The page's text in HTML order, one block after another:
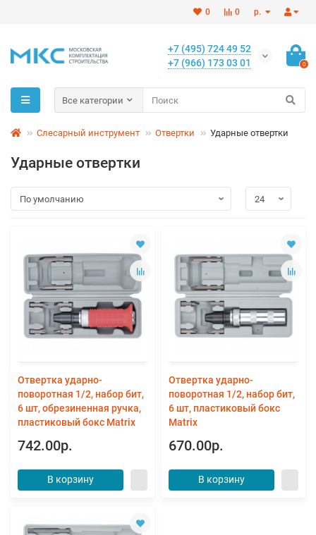
р.
0
0
+7 (495) 724 49 52
+7 (966) 173 03 01
0
Все категории
Слесарный инструмент Отвертки Ударные отвертки
Ударные отвертки
Отвертка ударно-
поворотная 1/2, набор бит,
6 шт, обрезиненная ручка,
пластиковый бокс Matrix
742.00р.
В корзину
Отвертка ударно-
поворотная 1/2, набор бит,
6 шт, пластиковый бокс
Matrix
670.00р.
В корзину